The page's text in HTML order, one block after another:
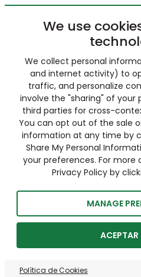
We use
We collect personal
and internet activity) to
traffic, and personalize
involve the "sharing" of your
third parties for cross-
You can opt out of the sale
information at any time by
Share My Personal
your preferences. For more
Privacy Policy by
MANAGE
Política de Cookies